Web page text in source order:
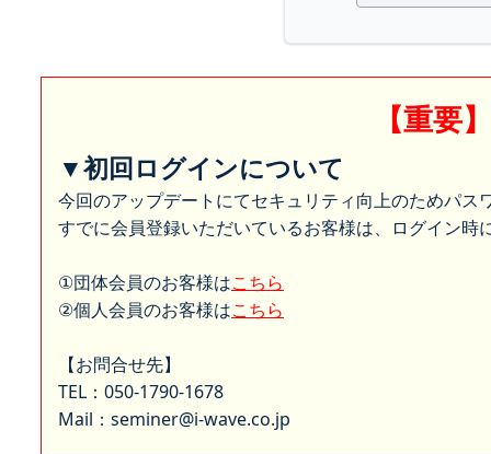
【重要
▼初回ログインについて
今回のアップデートにてセキュリティ向上のためパス
すでに会員登録いただいているお客様は、ログイン
①団体会員のお客様はこちら
②個人会員のお客様はこちら
【お問合せ先】
TEL：050-1790-1678
Mail：seminer@i-wave.co.jp